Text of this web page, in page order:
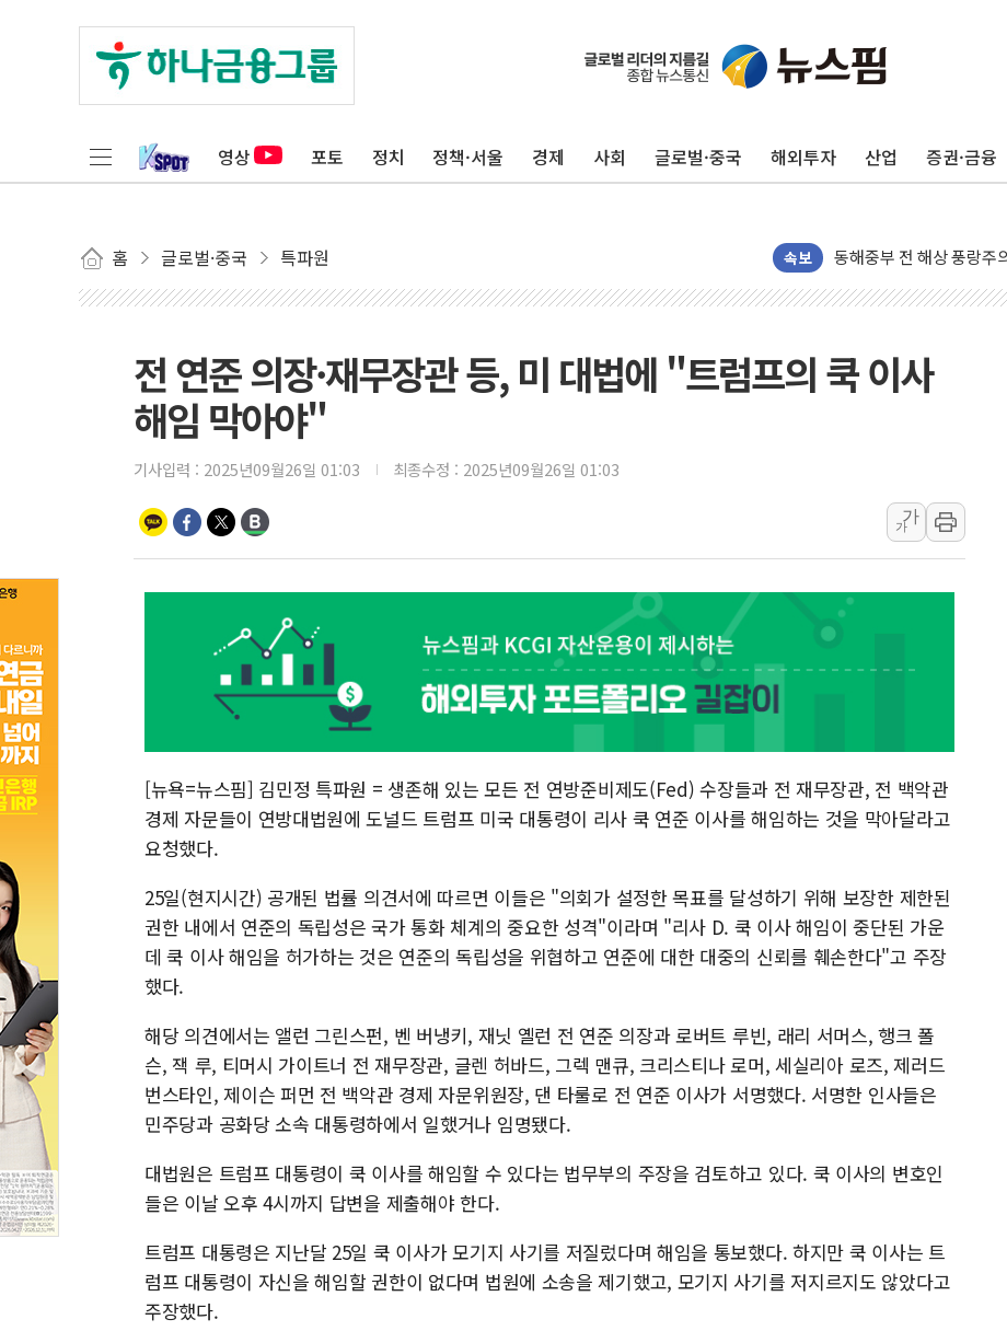
영상 포토 정치 정책·서울 경제 사회 글로벌·중국 해외투자 산업 증권·금융
홈 글로벌·중국 특파원 속보
추미애, '위안부' 피해자
인천 선재도 갯벌서 해
'화합' 꺼낸 김민석에 '뻔
李대통령, ISA 개편 재
연일 폭염에 온열질환
中 전방위 아파트 부양,
동해시, 11~14일 '별똥
강원 중·남부 동해안 시
청양 밭에서 일하던 90
폭염에 車 운전면허 기
李대통령, 'ISA·주가누
'호우 특보' 경북 울진
주말 무더위·열대야 지
오세훈 "용산공원 주택
충북 주말 무더위 지속…
한상협, 업계 개인정보
전 연준 의장·재무장관 등, 미 대법에 "트럼프의 쿡 이사
해임 막아야"
기사입력 : 2025년09월26일 01:03 최종수정 : 2025년09월26일 01:03
가
가
[뉴욕=뉴스핌] 김민정 특파원 = 생존해 있는 모든 전 연방준비제도(Fed) 수장들과 전 재무장관, 전 백악관
경제 자문들이 연방대법원에 도널드 트럼프 미국 대통령이 리사 쿡 연준 이사를 해임하는 것을 막아달라고
요청했다.
25일(현지시간) 공개된 법률 의견서에 따르면 이들은 "의회가 설정한 목표를 달성하기 위해 보장한 제한된
권한 내에서 연준의 독립성은 국가 통화 체계의 중요한 성격"이라며 "리사 D. 쿡 이사 해임이 중단된 가운
데 쿡 이사 해임을 허가하는 것은 연준의 독립성을 위협하고 연준에 대한 대중의 신뢰를 훼손한다"고 주장
했다.
해당 의견에서는 앨런 그린스펀, 벤 버냉키, 재닛 옐런 전 연준 의장과 로버트 루빈, 래리 서머스, 행크 폴
슨, 잭 루, 티머시 가이트너 전 재무장관, 글렌 허바드, 그렉 맨큐, 크리스티나 로머, 세실리아 로즈, 제러드
번스타인, 제이슨 퍼먼 전 백악관 경제 자문위원장, 댄 타룰로 전 연준 이사가 서명했다. 서명한 인사들은
민주당과 공화당 소속 대통령하에서 일했거나 임명됐다.
대법원은 트럼프 대통령이 쿡 이사를 해임할 수 있다는 법무부의 주장을 검토하고 있다. 쿡 이사의 변호인
들은 이날 오후 4시까지 답변을 제출해야 한다.
트럼프 대통령은 지난달 25일 쿡 이사가 모기지 사기를 저질렀다며 해임을 통보했다. 하지만 쿡 이사는 트
럼프 대통령이 자신을 해임할 권한이 없다며 법원에 소송을 제기했고, 모기지 사기를 저지르지도 않았다고
주장했다.